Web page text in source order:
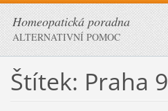
Homeopatická poradna
ALTERNATIVNÍ POMOC
Štítek: Praha 9